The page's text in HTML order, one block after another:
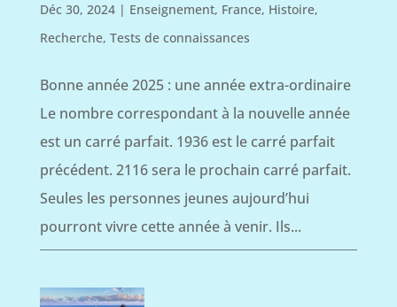
Déc 30, 2024| Enseignement, France, Histoire,
Recherche, Tests de connaissances
Bonne année 2025 : une année extra-ordinaire
Le nombre correspondant à la nouvelle année
est un carré parfait. 1936 est le carré parfait
précédent. 2116 sera le prochain carré parfait.
Seules les personnes jeunes aujourd’hui
pourront vivre cette année à venir. Ils...